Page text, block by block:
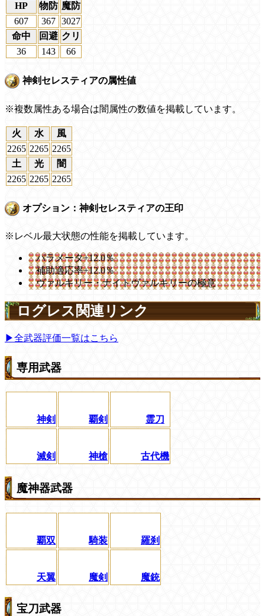
HP
物防 魔防
607
367 3027
命中
回避 クリ
36
143 66
神剣セレスティアの属性値
※複数属性ある場合は闇属性の数値を掲載しています。
火 水
風
2265 2265 2265
土
光
闇
2265 2265 2265
オプション：神剣セレスティアの王印
※レベル最大状態の性能を掲載しています。
パラメータ+12.0％
補助適応率+12.0％
ヴァルキリー・ナイトヴァルキリーの極意
ログレス関連リンク
▶全武器評価一覧はこちら
専用武器
神剣 覇剣 霊刀
滅剣 神槍 古代機
魔神器武器
覇双 騎装 羅刹
天翼 魔剣 魔銃
宝刀武器